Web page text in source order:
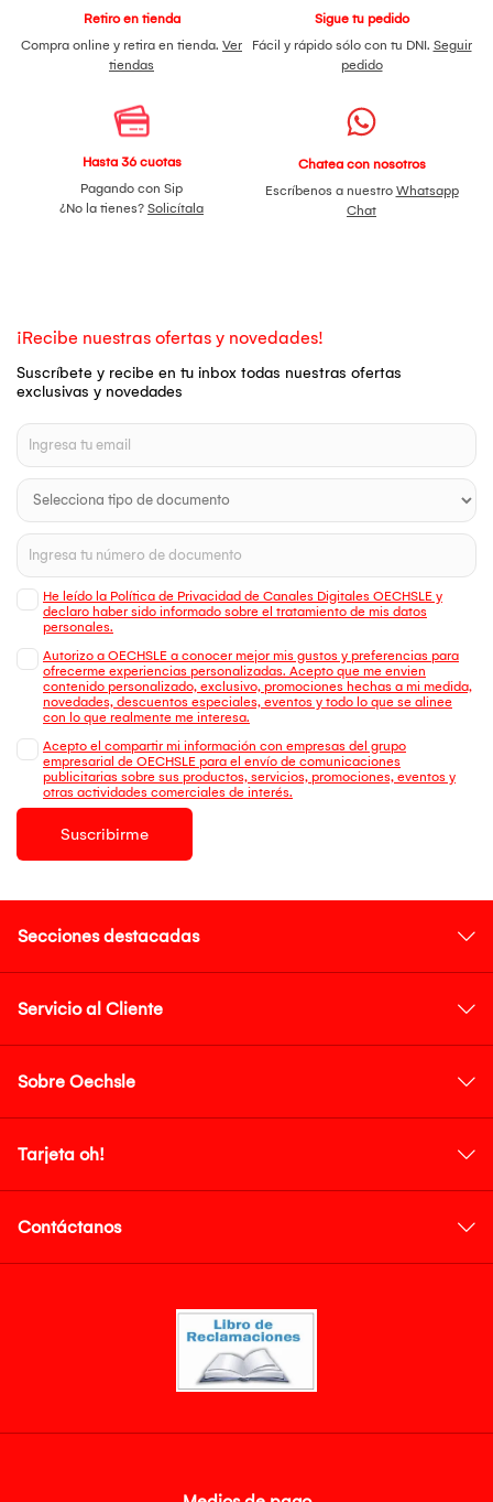
Retiro en tienda
Compra online y retira en tienda. Ver
tiendas
Sigue tu pedido
Fácil y rápido sólo con tu DNI. Seguir
pedido
Hasta 36 cuotas
Pagando con Sip
¿No la tienes? Solicítala
Chatea con nosotros
Escríbenos a nuestro Whatsapp
Chat
¡Recibe nuestras ofertas y novedades!
Suscríbete y recibe en tu inbox todas nuestras ofertas
exclusivas y novedades
He leído la Política de Privacidad de Canales Digitales OECHSLE y
declaro haber sido informado sobre el tratamiento de mis datos
personales.
Autorizo a OECHSLE a conocer mejor mis gustos y preferencias para
ofrecerme experiencias personalizadas. Acepto que me envien
contenido personalizado, exclusivo, promociones hechas a mi medida,
novedades, descuentos especiales, eventos y todo lo que se alinee
con lo que realmente me interesa.
Acepto el compartir mi información con empresas del grupo
empresarial de OECHSLE para el envío de comunicaciones
publicitarias sobre sus productos, servicios, promociones, eventos y
otras actividades comerciales de interés.
Suscribirme
Secciones destacadas
Servicio al Cliente
Sobre Oechsle
Tarjeta oh!
Contáctanos